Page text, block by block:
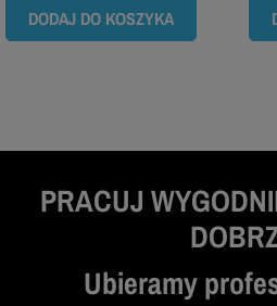
DODAJ DO KOSZYKA
PRACUJ
Ubieramy